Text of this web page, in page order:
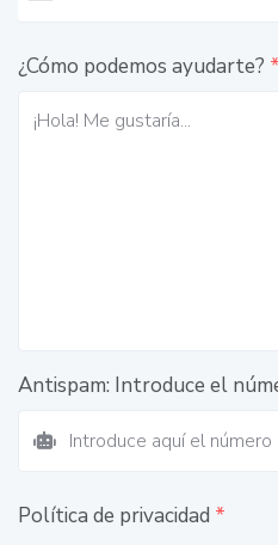
¿Cómo podemos ayudarte? *
Antispam: Introduce el
Política de privacidad *